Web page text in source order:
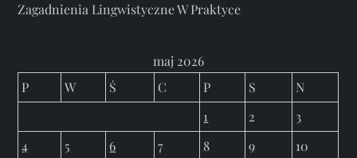
Zagadnienia Lingwistyczne W Praktyce
maj 2026
P
W Ś C P S
N
1
2
3
4
5 6 7 8 9
10